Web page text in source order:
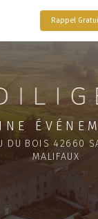
Rappel
DU BOIS 42660
MALIFAUX